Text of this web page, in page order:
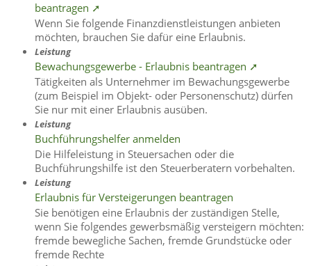
beantragen ➚
Wenn Sie folgende Finanzdienstleistungen anbieten
möchten, brauchen Sie dafür eine Erlaubnis.
Leistung
Bewachungsgewerbe - Erlaubnis beantragen ➚
Tätigkeiten als Unternehmer im Bewachungsgewerbe
(zum Beispiel im Objekt- oder Personenschutz) dürfen
Sie nur mit einer Erlaubnis ausüben.
Leistung
Buchführungshelfer anmelden
Die Hilfeleistung in Steuersachen oder die
Buchführungshilfe ist den Steuerberatern vorbehalten.
Leistung
Erlaubnis für Versteigerungen beantragen
Sie benötigen eine Erlaubnis der zuständigen Stelle,
wenn Sie folgendes gewerbsmäßig versteigern möchten:
fremde bewegliche Sachen, fremde Grundstücke oder
fremde Rechte